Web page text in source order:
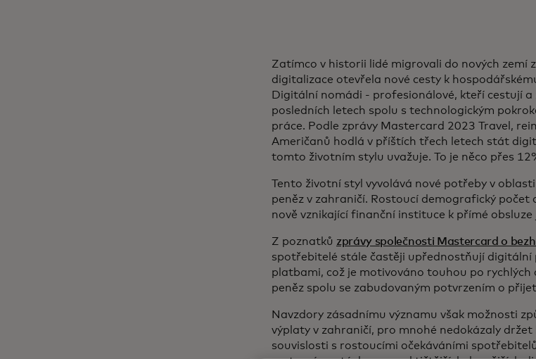
Zatímco v historii lidé migrovali do nových zemí
digitalizace otevřela nové cesty k
Digitální nomádi - profesionálové, kteří cestují
posledních letech spolu s technologickým
práce. Podle zprávy Mastercard 2023 Travel,
Američanů hodlá v příštích třech letech stát
tomto životním stylu uvažuje. To je něco přes
Tento životní styl vyvolává nové potřeby v
peněz v zahraničí. Rostoucí demografický
nově vznikající finanční instituce k přímé
Z poznatků zprávy společnosti Mastercard o
spotřebitelé stále častěji upřednostňují
platbami, což je motivováno touhou po rychlých
peněz spolu se zabudovaným potvrzením o
Navzdory zásadnímu významu však možnosti
výplaty v zahraničí, pro mnohé nedokázaly
souvislosti s rostoucími očekáváními